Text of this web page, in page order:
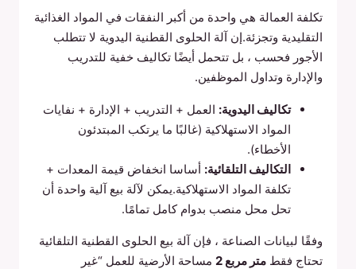
تكلفة العمالة هي واحدة من أكبر النفقات في المواد الغذائية
التقليدية وتجزئة.إن آلة الحلوى القطنية اليدوية لا تتطلب
الأجور فحسب ، بل تتحمل أيضًا تكاليف خفية للتدريب
والإدارة وتداول الموظفين.
تكاليف اليدوية: العمل + التدريب + الإدارة + نفايات
المواد الاستهلاكية (غالبًا ما يرتكب المبتدئون
الأخطاء).
التكاليف التلقائية: أساسا انخفاض قيمة المعدات +
تكلفة المواد الاستهلاكية.يمكن لآلة بيع آلية واحدة أن
تحل محل منصب بدوام كامل تمامًا.
وفقًا لبيانات الصناعة ، فإن آلة بيع الحلوى القطنية التلقائية
تحتاج فقط متر مربع 2
مساحة الأرضية للعمل “غير